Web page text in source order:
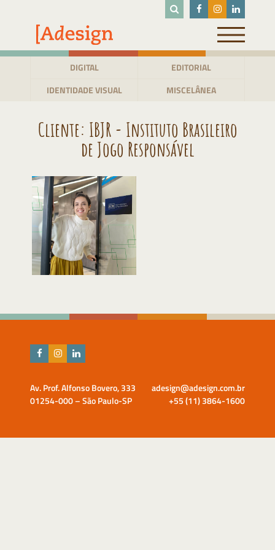
conteúdo
DIGITAL
EDITORIAL
IDENTIDADE VISUAL
MISCELÂNEA
Cliente: IBJR - Instituto Brasileiro
de Jogo Responsável
Av. Prof. Alfonso Bovero, 333
01254-000 – São Paulo-SP
adesign@adesign.com.br
+55 (11) 3864-1600